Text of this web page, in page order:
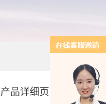
产品详细页